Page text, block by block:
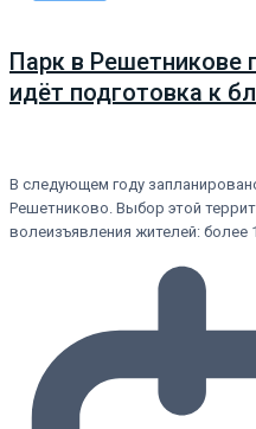
Парк в Решетникове
идёт подготовка к
В следующем году
Решетниково. Выбор этой
волеизъявления жителей: более